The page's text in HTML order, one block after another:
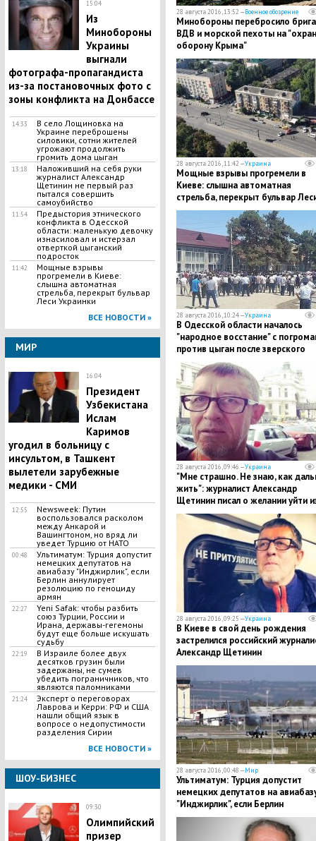
15:04
Из
Минобороны
Украины
выгнали
фотографа-пропагандиста
из-за постановочных фото с
зоны конфликта на Донбассе
14:33
В село Лощиновка на
Украине переброшены
силовики, сотни жителей
угрожают продолжить
громить дома цыган
13:18
Наложивший на себя руки
журналист Александр
Щетинин не первый раз
пытался совершить
самоубийство
11:54
Предыстория этнического
конфликта в Одесской
области: маленькую девочку
изнасиловал и истерзал
отверткой цыганский
подросток
11:42
Мощные взрывы
прогремели в Киеве:
слышна автоматная
стрельба, перекрыт бульвар
Леси Украинки
ВСЕ НОВОСТИ »
МИР
16:04
Президент
Узбекистана
Ислам
Каримов
угодил в больницу с
инсультом, в Ташкент
вылетели зарубежные
медики - СМИ
12:55
Newsweek: Путин
воспользовался расколом
между Анкарой и
Вашингтоном, но вряд ли
уведет Турцию от НАТО
00:48
Ультиматум: Турция допустит
немецких депутатов на
авиабазу "Инджирлик", если
Берлин аннулирует
резолюцию по геноциду
армян
22:27
Yeni Safak: чтобы разбить
союз Турции, России и
Ирана, державы-гегемоны
будут еще больше искушать
судьбу
22:19
В Израиле более двух
десятков грузин были
задержаны, не сумев
убедить пограничников, что
являются паломниками
21:24
Эксперт о переговорах
Лаврова и Керри: РФ и США
нашли общий язык в
вопросе о недопустимости
разделения Сирии
ВСЕ НОВОСТИ »
ШОУ-БИЗНЕС
09:30
Олимпийский
призер
28 августа 2016, 13:52 —Военное обозрение
Минобороны перебросило
ВДВ и морской пехоты на
оборону Крыма"
28 августа 2016, 11:42 —Украина
Мощные взрывы прогремели в
Киеве: слышна автоматная
стрельба, перекрыт бульвар
Украинки
28 августа 2016, 10:24 —Украина
В Одесской области началось
"народное восстание" с
против цыган после зверского
убийства девочки
28 августа 2016, 09:46 —Украина
"Мне страшно. Не знаю, как
жить": журналист Александр
Щетинин писал о желании уйти
жизни за неделю до
28 августа 2016, 09:25 —Украина
В Киеве в свой день рождения
застрелился российский
Александр Щетинин
28 августа 2016, 00:48 —Мир
Ультиматум: Турция допустит
немецких депутатов на
"Инджирлик", если Берлин
аннулирует резолюцию по